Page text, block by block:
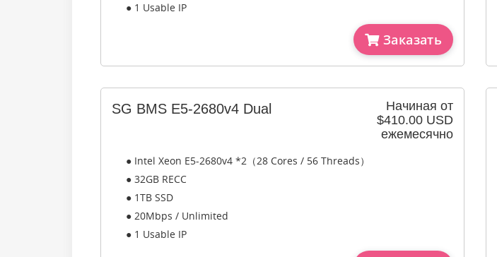
● 1 Usable IP
Заказать
Начиная от
$410.00 USD
ежемесячно
SG BMS E5-2680v4 Dual
● Intel Xeon E5-2680v4 *2（28 Cores / 56 Threads）
● 32GB RECC
● 1TB SSD
● 20Mbps / Unlimited
● 1 Usable IP